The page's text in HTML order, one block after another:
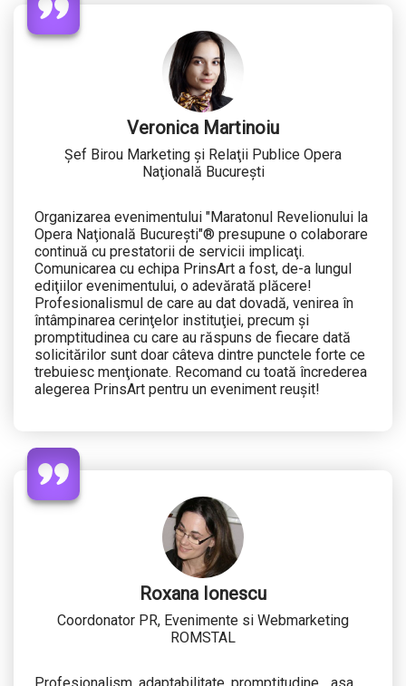
Veronica Martinoiu
Şef Birou Marketing şi Relaţii Publice Opera
Naţională Bucureşti
Organizarea evenimentului "Maratonul Revelionului la
Opera Naţională Bucureşti"® presupune o colaborare
continuă cu prestatorii de servicii implicaţi.
Comunicarea cu echipa PrinsArt a fost, de-a lungul
ediţiilor evenimentului, o adevărată plăcere!
Profesionalismul de care au dat dovadă, venirea în
întâmpinarea cerinţelor instituţiei, precum şi
promptitudinea cu care au răspuns de fiecare dată
solicitărilor sunt doar câteva dintre punctele forte ce
trebuiesc menţionate. Recomand cu toată încrederea
alegerea PrinsArt pentru un eveniment reuşit!
Roxana Ionescu
Coordonator PR, Evenimente si Webmarketing
ROMSTAL